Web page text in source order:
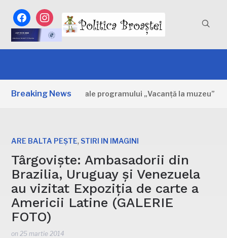
facebookinstagram
Breaking News
zile ale programului „Vacanță la muzeu” O ZI AGO
ARE BALTA PEȘTE, STIRI IN IMAGINI
Târgoviște: Ambasadorii din
Brazilia, Uruguay și Venezuela
au vizitat Expoziția de carte a
Americii Latine (GALERIE
FOTO)
on 25 martie 2014